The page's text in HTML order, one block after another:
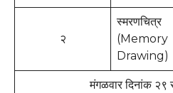
२
स्मरणचित्र
(Memory
Drawing)
मंगळवार दिनांक २९